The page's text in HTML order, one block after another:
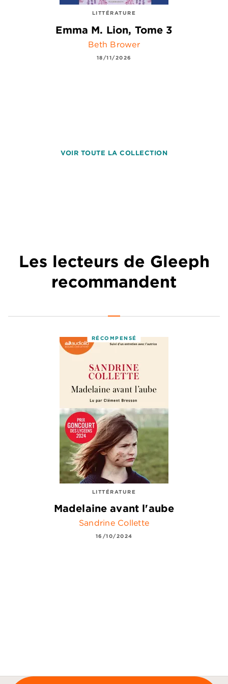
LITTÉRATURE
Emma M. Lion, Tome 3
Beth Brower
18/11/2026
VOIR TOUTE LA COLLECTION
Les lecteurs de Gleeph
recommandent
RÉCOMPENSÉ
LITTÉRATURE
Madelaine avant l'aube
Sandrine Collette
16/10/2024